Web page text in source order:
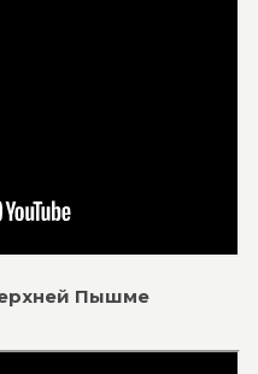
Пышме